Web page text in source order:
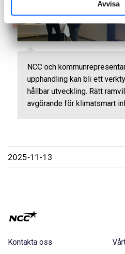
Avvisa
NCC och
upphandling kan bli ett
hållbar utveckling. Rätt
avgörande för klimatsmart
2025-11-13
Kontakta oss